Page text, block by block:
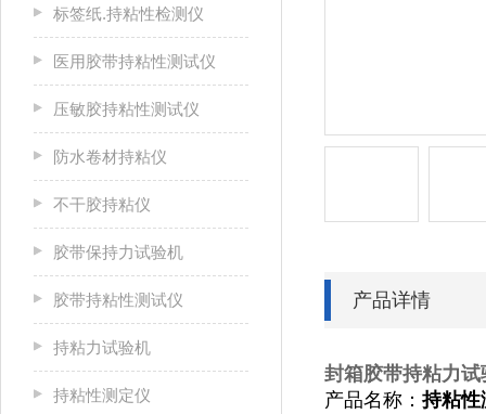
标签纸.持粘性检测仪
医用胶带持粘性测试仪
压敏胶持粘性测试仪
防水卷材持粘仪
不干胶持粘仪
胶带保持力试验机
胶带持粘性测试仪
持粘力试验机
持粘性测定仪
产品详情
封箱胶带持粘力试
产品名称： 持粘性